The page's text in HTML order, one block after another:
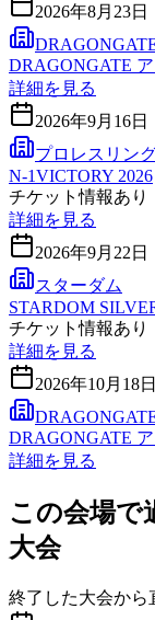
2026年8月23日
DRAGONGATE
詳細を見る
2026年9月16日
プロレスリン
N-1VICTORY 2026
チケット情報あり
詳細を見る
2026年9月22日
スターダム
STARDOM
チケット情報あり
詳細を見る
2026年10月18
DRAGONGATE
詳細を見る
この会場で
大会
終了した大会から